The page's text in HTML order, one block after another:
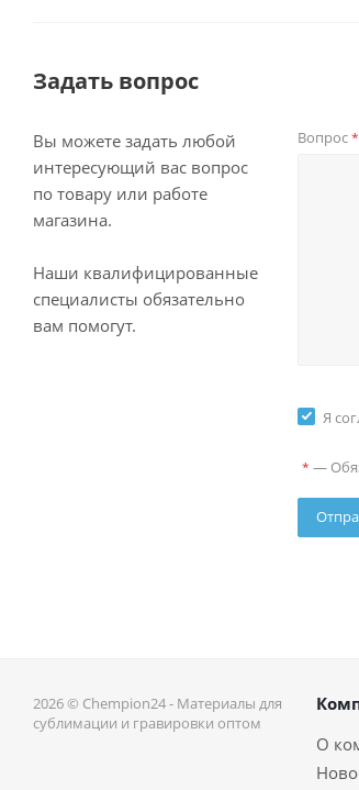
Задать вопрос
Вы можете задать любой
интересующий вас вопрос
по товару или работе
магазина.
Наши квалифицированные
специалисты обязательно
вам помогут.
Вопрос*
Я
* —
2026 © Chempion24 - Материалы для
сублимации и гравировки оптом
О